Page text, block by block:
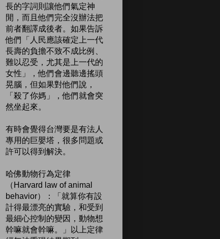
長的字詞則讓他們氣定神
閒，而且他們完全沒辦法把
前者翻譯成後者。如果告訴
他們「人民應該確定上一代
長壽的負擔不致不成比例、
難以忍受，尤其是上一代的
女性」，他們會邊聽邊搖頭
晃腦，但如果對他們說，
「殺了你媽」，他們就會突
然坐起來。
有時會覺得台灣要是有法人
專用的巨嬰塔，很多問題或
許可以得到解決。
哈佛動物行為定律
（Harvard law of animal
behavior）：「就算你有設
計得最漂亮的實驗，和受到
最細心控制的變因，動物想
幹嘛就會幹嘛。」以上定律